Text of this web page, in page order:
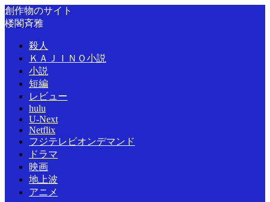
創作物のサイト
楼閣斉雅
殺人
ＫＡＪＩＮＯ小説
小説
短編
レビュー
hulu
U-Next
Netflix
フジテレビオンデマンド
ドラマ
映画
地上波
アニメ